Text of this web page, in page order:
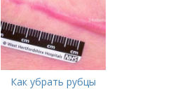
Как убрать рубцы